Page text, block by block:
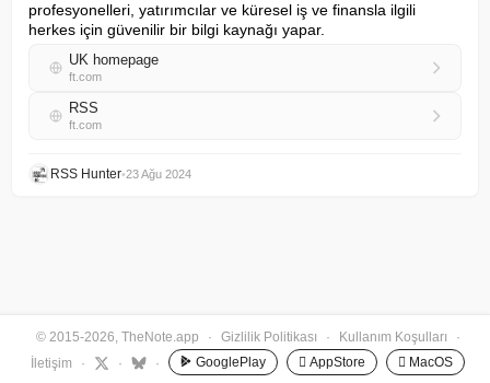
profesyonelleri, yatırımcılar ve küresel iş ve finansla ilgili
herkes için güvenilir bir bilgi kaynağı yapar.
UK homepage
ft.com
RSS
ft.com
RSS Hunter•23 Ağu 2024
© 2015-2026, TheNote.app · Gizlilik Politikası · Kullanım Koşulları
·
İletişim
· · · GooglePlay  AppStore  MacOS